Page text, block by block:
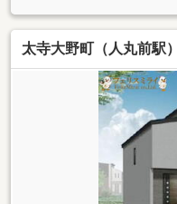
太寺大野町（人丸前駅